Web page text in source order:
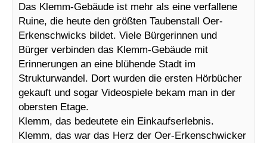
Das Klemm-Gebäude ist mehr als eine verfallene
Ruine, die heute den größten Taubenstall Oer-
Erkenschwicks bildet. Viele Bürgerinnen und
Bürger verbinden das Klemm-Gebäude mit
Erinnerungen an eine blühende Stadt im
Strukturwandel. Dort wurden die ersten Hörbücher
gekauft und sogar Videospiele bekam man in der
obersten Etage.
Klemm, das bedeutete ein Einkaufserlebnis.
Klemm, das war das Herz der Oer-Erkenschwicker